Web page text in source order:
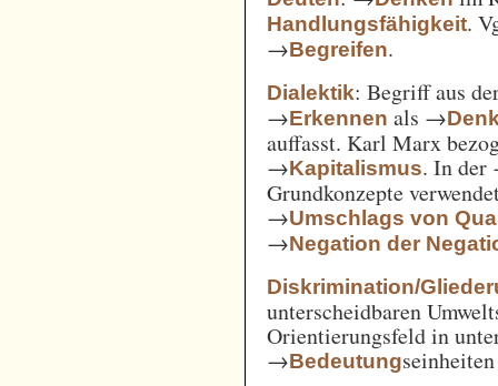
Handlungsfähigkeit.
→Begreifen.
Dialektik: Begriff aus
→Erkennen als →
auffasst. Karl Marx
→Kapitalismus. In
Grundkonzepte
→Umschlags von
→Negation der
Diskrimination/
unterscheidbaren
Orientierungsfeld in
→Bedeutung